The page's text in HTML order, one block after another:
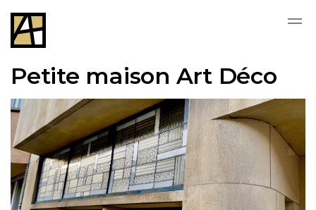
Petite maison Art Déco